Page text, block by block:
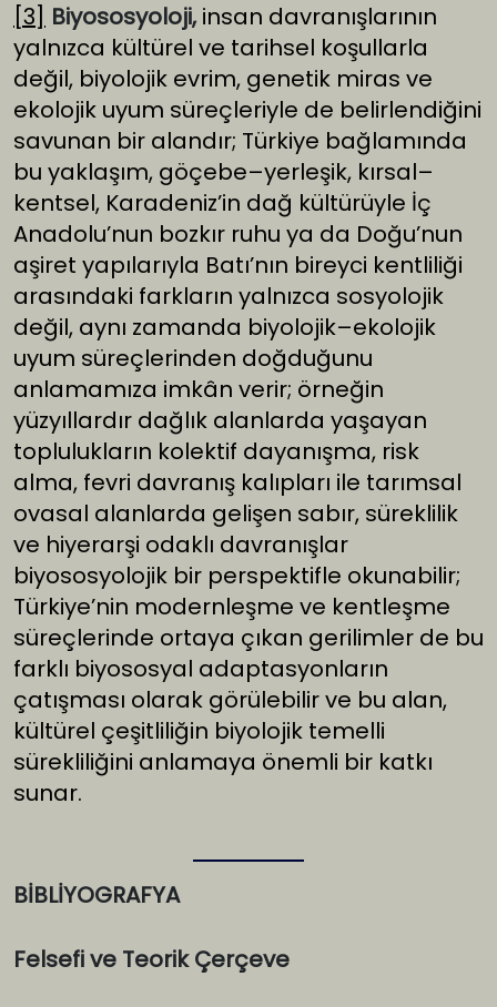
[3] Biyososyoloji, insan davranışlarının
yalnızca kültürel ve tarihsel koşullarla
değil, biyolojik evrim, genetik miras ve
ekolojik uyum süreçleriyle de belirlendiğini
savunan bir alandır; Türkiye bağlamında
bu yaklaşım, göçebe–yerleşik, kırsal–
kentsel, Karadeniz’in dağ kültürüyle İç
Anadolu’nun bozkır ruhu ya da Doğu’nun
aşiret yapılarıyla Batı’nın bireyci kentliliği
arasındaki farkların yalnızca sosyolojik
değil, aynı zamanda biyolojik–ekolojik
uyum süreçlerinden doğduğunu
anlamamıza imkân verir; örneğin
yüzyıllardır dağlık alanlarda yaşayan
toplulukların kolektif dayanışma, risk
alma, fevri davranış kalıpları ile tarımsal
ovasal alanlarda gelişen sabır, süreklilik
ve hiyerarşi odaklı davranışlar
biyososyolojik bir perspektifle okunabilir;
Türkiye’nin modernleşme ve kentleşme
süreçlerinde ortaya çıkan gerilimler de bu
farklı biyososyal adaptasyonların
çatışması olarak görülebilir ve bu alan,
kültürel çeşitliliğin biyolojik temelli
sürekliliğini anlamaya önemli bir katkı
sunar.
BİBLİYOGRAFYA
Felsefi ve Teorik Çerçeve